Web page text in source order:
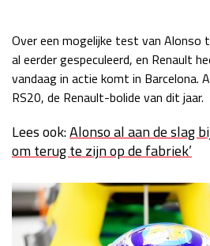
GP QATAR 2026
Kwalificatie
Race
Race
Over een mogelijke test van Alonso
al eerder gespeculeerd, en Renault
vandaag in actie komt in Barcelona.
RS20, de Renault-bolide van dit jaar.
Lees ook:Alonso al aan de slag
om terug te zijn op de fabriek’